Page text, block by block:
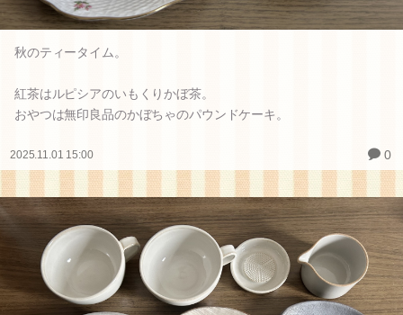
秋のティータイム。
紅茶はルピシアのいもくりかぼ茶。
おやつは無印良品のかぼちゃのパウンドケーキ。
2025.11.01 15:00 0